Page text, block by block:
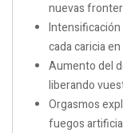
nuevas
cada caricia
Aumento del
liberando
Orgasmos
fuegos